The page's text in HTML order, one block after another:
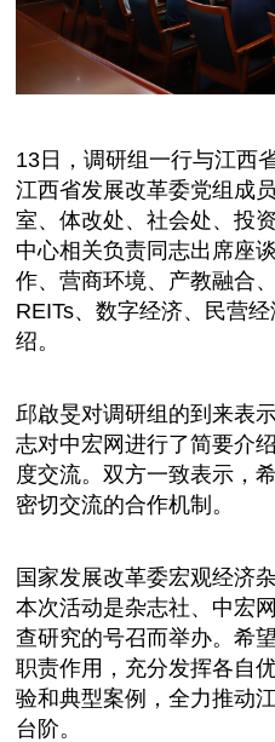
13日，调研组一行与江西
江西省发展改革委党组成
室、体改处、社会处、投
中心相关负责同志出席座
作、营商环境、产教融合
REITs、数字经济、民营
绍。
邱啟旻对调研组的到来表
志对中宏网进行了简要介
度交流。双方一致表示，
密切交流的合作机制。
国家发展改革委宏观经济
本次活动是杂志社、中宏
查研究的号召而举办。希
职责作用，充分发挥各自
验和典型案例，全力推动
台阶。